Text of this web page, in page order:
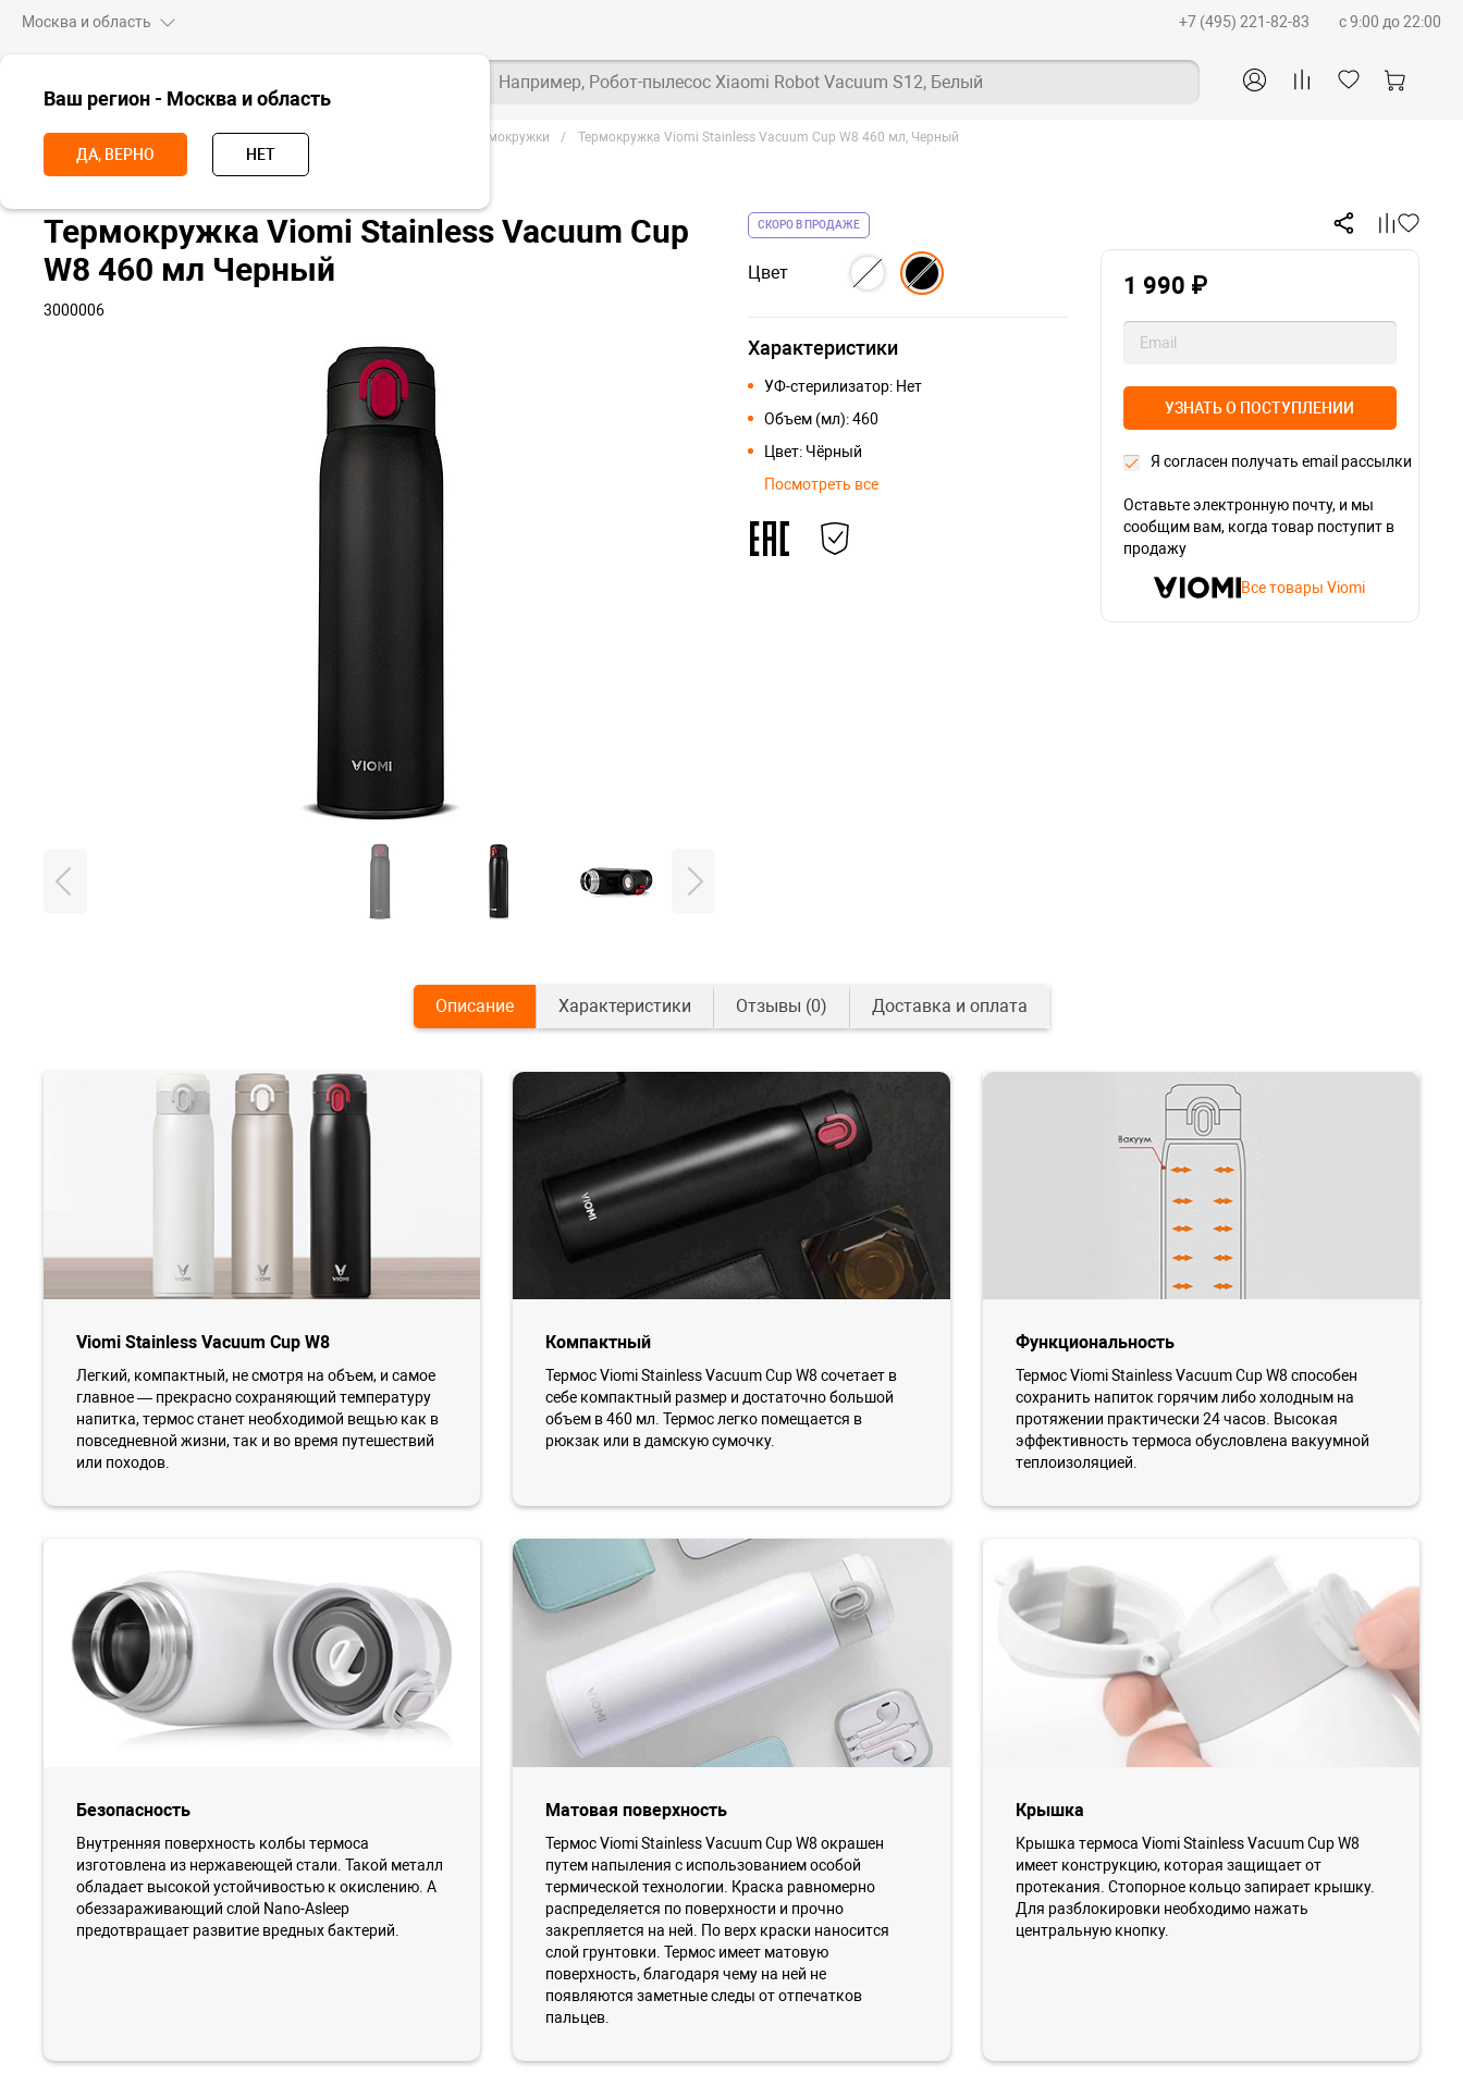
Москва и область
Ваш регион - Москва и область
ДА, ВЕРНО НЕТ
+7 (495) 221-82-83 c 9:00 до 22:00
Например, Робот-пылесос Xiaomi Robot Vacuum S12, Белый
Главная Аксессуары Туристические аксессуары Термосы и термокружки Термокружка Viomi Stainless Vacuum Cup W8 460 мл, Черный
Термокружка Viomi Stainless Vacuum Cup
W8 460 мл Черный
3000006
СКОРО В ПРОДАЖЕ
Цвет
Характеристики
УФ-стерилизатор: Нет
Объем (мл): 460
Цвет: Чёрный
Посмотреть все
1 990 ₽
УЗНАТЬ О ПОСТУПЛЕНИИ
Я согласен получать email рассылки
Оставьте электронную почту, и мы
сообщим вам, когда товар поступит в
продажу
Все товары Viomi
Описание Характеристики Отзывы (0) Доставка и оплата
Viomi Stainless Vacuum Cup W8
Легкий, компактный, не смотря на объем, и самое
главное — прекрасно сохраняющий температуру
напитка, термос станет необходимой вещью как в
повседневной жизни, так и во время путешествий
или походов.
Компактный
Термос Viomi Stainless Vacuum Cup W8 сочетает в
себе компактный размер и достаточно большой
объем в 460 мл. Термос легко помещается в
рюкзак или в дамскую сумочку.
Функциональность
Термос Viomi Stainless Vacuum Cup W8 способен
сохранить напиток горячим либо холодным на
протяжении практически 24 часов. Высокая
эффективность термоса обусловлена вакуумной
теплоизоляцией.
Безопасность
Внутренняя поверхность колбы термоса
изготовлена из нержавеющей стали. Такой металл
обладает высокой устойчивостью к окислению. А
обеззараживающий слой Nano-Asleep
предотвращает развитие вредных бактерий.
Матовая поверхность
Термос Viomi Stainless Vacuum Cup W8 окрашен
путем напыления с использованием особой
термической технологии. Краска равномерно
распределяется по поверхности и прочно
закрепляется на ней. По верх краски наносится
слой грунтовки. Термос имеет матовую
поверхность, благодаря чему на ней не
появляются заметные следы от отпечатков
пальцев.
Крышка
Крышка термоса Viomi Stainless Vacuum Cup W8
имеет конструкцию, которая защищает от
протекания. Стопорное кольцо запирает крышку.
Для разблокировки необходимо нажать
центральную кнопку.